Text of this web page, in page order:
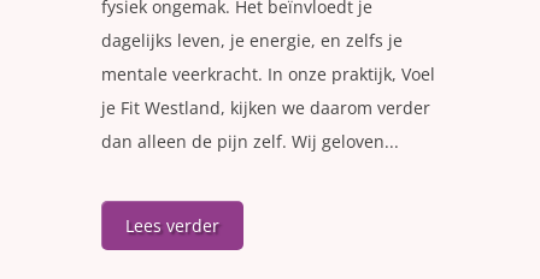
fysiek ongemak. Het beïnvloedt je
dagelijks leven, je energie, en zelfs je
mentale veerkracht. In onze praktijk, Voel
je Fit Westland, kijken we daarom verder
dan alleen de pijn zelf. Wij geloven...
Lees verder